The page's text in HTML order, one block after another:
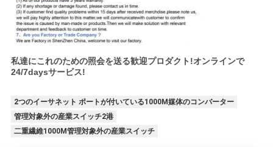
私達にこれのための照会を送る歓迎プロダクト!オンラインで
24/7daysサービス!
2つのイーサネット ポートが付いている1000M媒体のコンバーター
管理対象外の産業スイッチ2港
二重繊維1000M管理対象外の産業スイッチ